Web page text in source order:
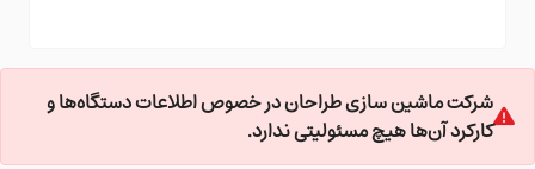
شرکت ماشین سازی طراحان در خصوص اطلاعات دستگاه‌ها و
کارکرد آن‌ها هیچ مسئولیتی ندارد.